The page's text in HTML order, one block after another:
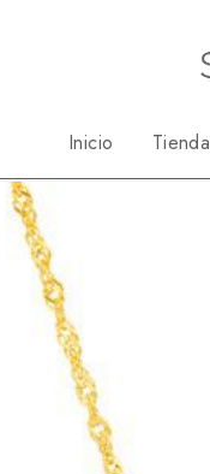
Inicio Tienda